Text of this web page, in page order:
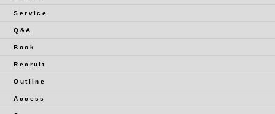
Service
Q&A
Book
Recruit
Outline
Access